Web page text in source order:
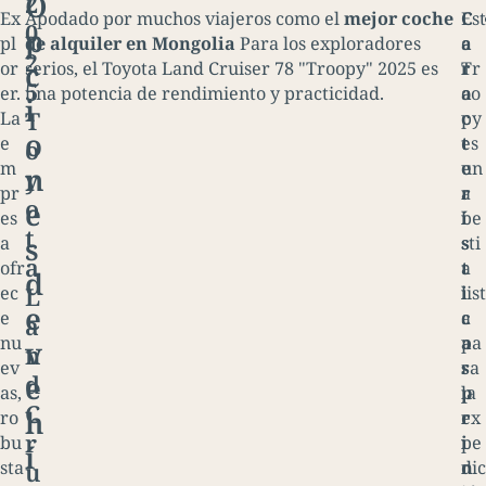
Ex
pl
or
er.
La
e
m
pr
es
a
ofr
ec
e
nu
ev
as,
ro
bu
sta
p
c
i
o
n
e
s
d
e
v
e
h
í
0
2
5
T
o
y
o
t
a
L
a
n
d
C
r
u
Apodado por muchos viajeros como elmejor coche
de alquiler en MongoliaPara los exploradores
serios, el Toyota Land Cruiser 78 "Troopy" 2025 es
una potencia de rendimiento y practicidad.
C
a
r
a
c
t
e
r
í
s
t
i
c
a
s
p
r
i
n
Est
e
Tr
oo
py
es
un
a
be
sti
a
list
a
pa
ra
la
ex
pe
dic